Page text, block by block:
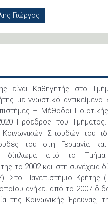
Γιώργος
είναι Καθηγητής στο
με γνωστικό
– Μέθοδοι
Πρόεδρος του
Σπουδών του
του στη Γερμανία
δίπλωμα από το Τμήμα
το 2002 και στη συνέχεια
Στο Πανεπιστήμιο Κρήτης
ανήκει από το 2007
της Κοινωνικής Έρευνας,